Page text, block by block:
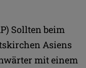
Sollten beim
Asiens
mit einem